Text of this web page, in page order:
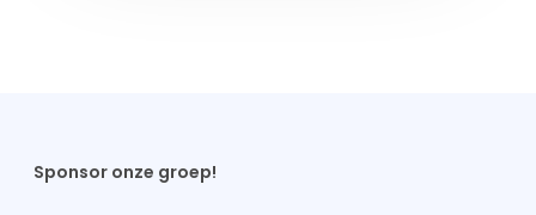
Sponsor onze groep!